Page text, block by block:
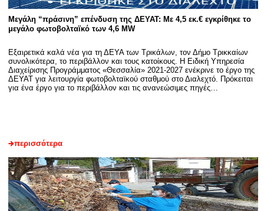
Μεγάλη “πράσινη” επένδυση της ΔΕΥΑΤ: Με 4,5 εκ.€ εγκρίθηκε το
μεγάλο φωτοβολταϊκό των 4,6 MW
Εξαιρετικά καλά νέα για τη ΔΕΥΑ των Τρικάλων, τον Δήμο Τρικκαίων
συνολικότερα, το περιβάλλον και τους κατοίκους. Η Ειδική Υπηρεσία
Διαχείρισης Προγράμματος «Θεσσαλία» 2021-2027 ενέκρινε το έργο της
ΔΕΥΑΤ για λειτουργία φωτοβολταϊκού σταθμού στο Διαλεχτό. Πρόκειται
για ένα έργο για το περιβάλλον και τις ανανεώσιμες πηγές…
περισσότερα